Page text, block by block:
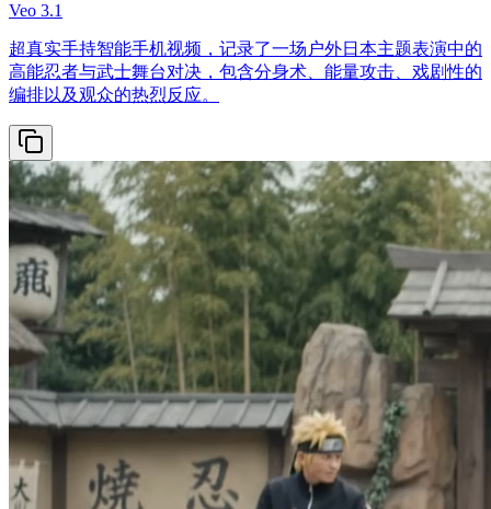
Veo 3.1
超真实手持智能手机视频，记录了一场户外日本主题表演中的
高能忍者与武士舞台对决，包含分身术、能量攻击、戏剧性的
编排以及观众的热烈反应。